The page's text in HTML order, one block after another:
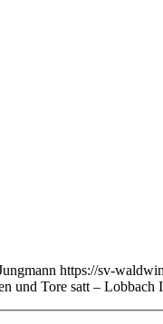
https://sv-
und Tore satt – Lobbach